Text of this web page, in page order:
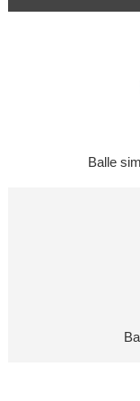
Balle